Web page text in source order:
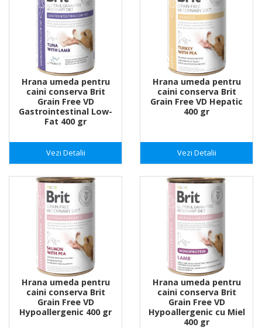
Hrana umeda pentru
caini conserva Brit
Grain Free VD
Gastrointestinal Low-
Fat 400 gr
Vezi Detalii
Hrana umeda pentru
caini conserva Brit
Grain Free VD Hepatic
400 gr
Vezi Detalii
Hrana umeda pentru
caini conserva Brit
Grain Free VD
Hypoallergenic 400 gr
Hrana umeda pentru
caini conserva Brit
Grain Free VD
Hypoallergenic cu Miel
400 gr